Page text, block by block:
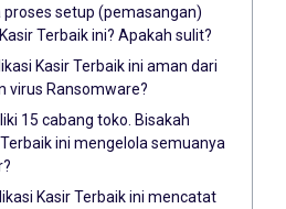
proses setup (pemasangan)
Terbaik ini? Apakah sulit?
Kasir Terbaik ini aman dari
virus Ransomware?
15 cabang toko. Bisakah
ini mengelola semuanya
Kasir Terbaik ini mencatat